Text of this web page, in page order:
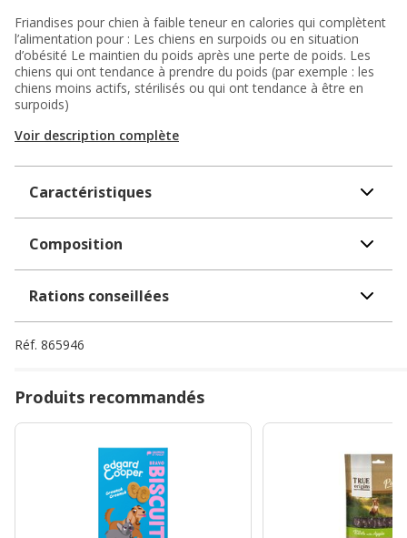
Friandises pour chien à faible teneur en calories qui complètent
l’alimentation pour : Les chiens en surpoids ou en situation
d’obésité Le maintien du poids après une perte de poids. Les
chiens qui ont tendance à prendre du poids (par exemple : les
chiens moins actifs, stérilisés ou qui ont tendance à être en
surpoids)
Voir description complète
Caractéristiques
Composition
Rations conseillées
Réf. 865946
Produits recommandés